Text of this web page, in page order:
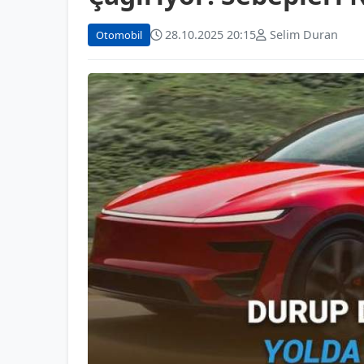
Otomobil 28.10.2025 20:15 Selim Duran